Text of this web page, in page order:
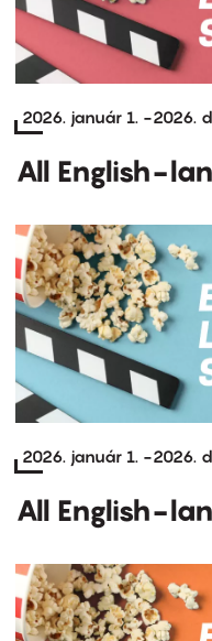
2026. január 1. -2026.
All English-
2026. január 1. -2026.
All English-